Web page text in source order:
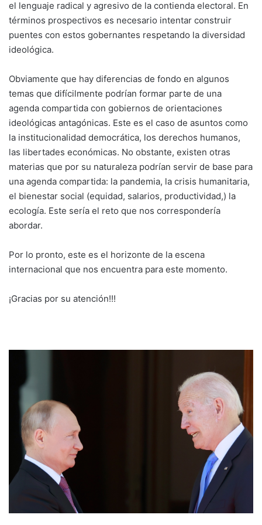
el lenguaje radical y agresivo de la contienda electoral. En
términos prospectivos es necesario intentar construir
puentes con estos gobernantes respetando la diversidad
ideológica.
Obviamente que hay diferencias de fondo en algunos
temas que difícilmente podrían formar parte de una
agenda compartida con gobiernos de orientaciones
ideológicas antagónicas. Este es el caso de asuntos como
la institucionalidad democrática, los derechos humanos,
las libertades económicas. No obstante, existen otras
materias que por su naturaleza podrían servir de base para
una agenda compartida: la pandemia, la crisis humanitaria,
el bienestar social (equidad, salarios, productividad,) la
ecología. Este sería el reto que nos correspondería
abordar.
Por lo pronto, este es el horizonte de la escena
internacional que nos encuentra para este momento.
¡Gracias por su atención!!!